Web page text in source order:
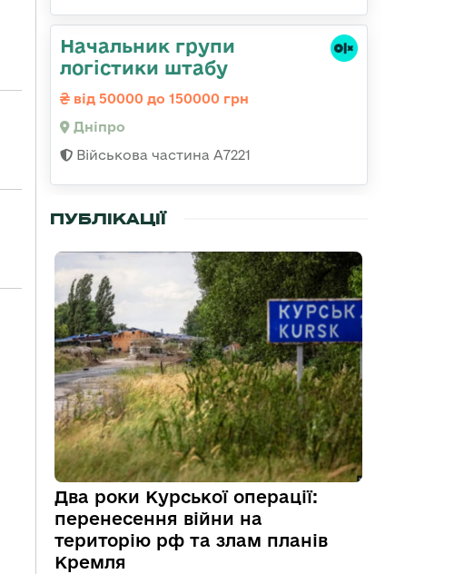
Начальник групи
логістики штабу
від 50000 до 150000 грн
Дніпро
Військова частина А7221
ПУБЛІКАЦІЇ
Два роки Курської операції:
перенесення війни на
територію рф та злам планів
Кремля